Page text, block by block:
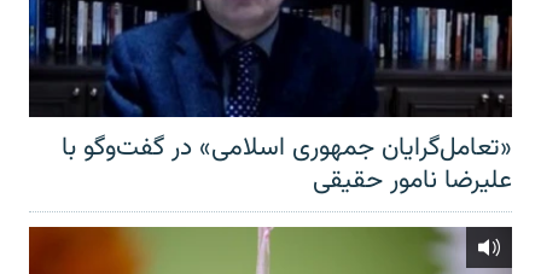
«تعامل‌گرایان جمهوری اسلامی» در گفت‌وگو با
علیرضا نامور حقیقی